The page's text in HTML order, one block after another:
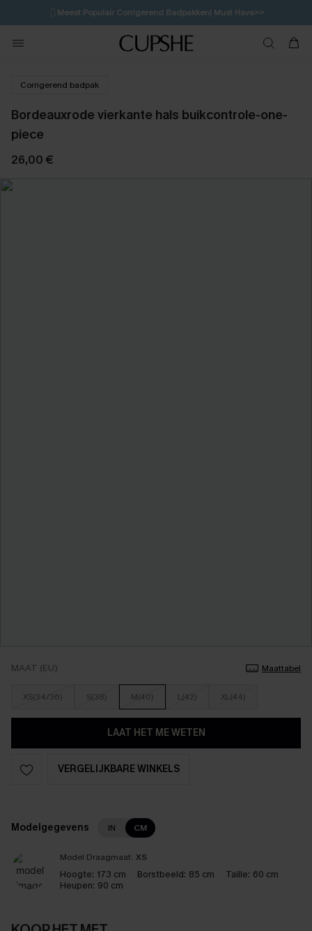
🩱Meest Populair Corrigerend Badpakken| Must Have>>
💌Abonneer je & ontvang tot 15% korting>>
Koop 3, krijg 15% korting | CODE: SW15 14H:20M:49S
Corrigerend badpak
Bordeauxrode vierkante hals buikcontrole-one-
piece
26,00 €
MAAT (EU) Maattabel
XS(34/36) S(38) M(40) L(42) XL(44)
LAAT HET ME WETEN
VERGELIJKBARE WINKELS
Modelgegevens IN CM
Model Draagmaat: XS
Hoogte: 173 cm Borstbeeld: 85 cm Taille: 60 cm
Heupen: 90 cm